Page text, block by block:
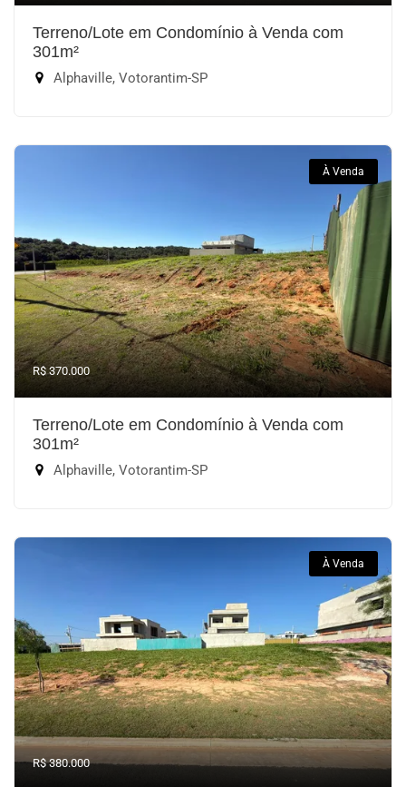
Terreno/Lote em Condomínio à Venda com
301m²
Alphaville, Votorantim-SP
À Venda
R$ 370.000
Terreno/Lote em Condomínio à Venda com
301m²
Alphaville, Votorantim-SP
À Venda
R$ 380.000